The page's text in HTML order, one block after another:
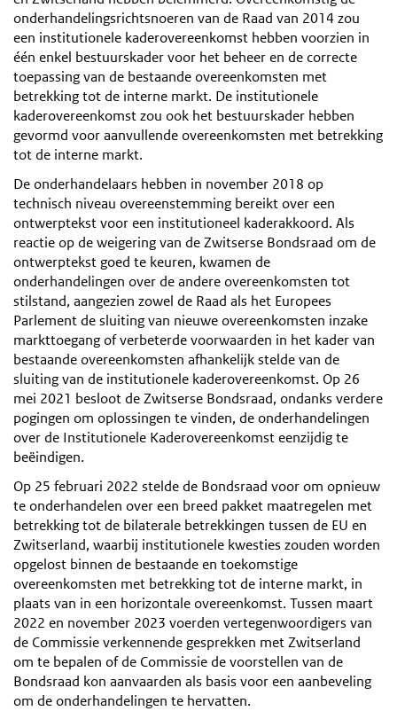
onderhandelingsrichtsnoeren van de Raad van 2014 zou
een institutionele kaderovereenkomst hebben voorzien in
één enkel bestuurskader voor het beheer en de correcte
toepassing van de bestaande overeenkomsten met
betrekking tot de interne markt. De institutionele
kaderovereenkomst zou ook het bestuurskader hebben
gevormd voor aanvullende overeenkomsten met betrekking
tot de interne markt.
De onderhandelaars hebben in november 2018 op
technisch niveau overeenstemming bereikt over een
ontwerptekst voor een institutioneel kaderakkoord. Als
reactie op de weigering van de Zwitserse Bondsraad om de
ontwerptekst goed te keuren, kwamen de
onderhandelingen over de andere overeenkomsten tot
stilstand, aangezien zowel de Raad als het Europees
Parlement de sluiting van nieuwe overeenkomsten inzake
markttoegang of verbeterde voorwaarden in het kader van
bestaande overeenkomsten afhankelijk stelde van de
sluiting van de institutionele kaderovereenkomst. Op 26
mei 2021 besloot de Zwitserse Bondsraad, ondanks verdere
pogingen om oplossingen te vinden, de onderhandelingen
over de Institutionele Kaderovereenkomst eenzijdig te
beëindigen.
Op 25 februari 2022 stelde de Bondsraad voor om opnieuw
te onderhandelen over een breed pakket maatregelen met
betrekking tot de bilaterale betrekkingen tussen de EU en
Zwitserland, waarbij institutionele kwesties zouden worden
opgelost binnen de bestaande en toekomstige
overeenkomsten met betrekking tot de interne markt, in
plaats van in een horizontale overeenkomst. Tussen maart
2022 en november 2023 voerden vertegenwoordigers van
de Commissie verkennende gesprekken met Zwitserland
om te bepalen of de Commissie de voorstellen van de
Bondsraad kon aanvaarden als basis voor een aanbeveling
om de onderhandelingen te hervatten.